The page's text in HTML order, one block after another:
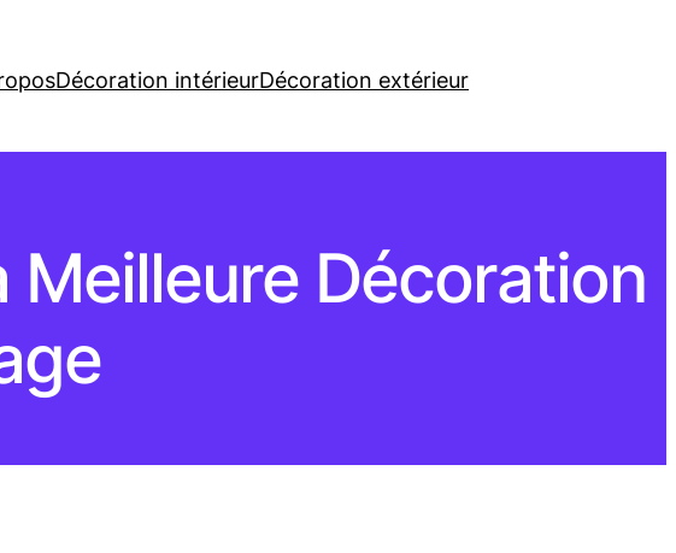
Décoration intérieurDécoration extérieur
Meilleure Décoration